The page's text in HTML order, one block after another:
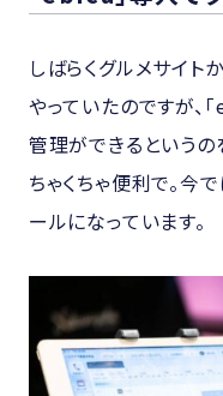
しばらくグルメサイト
やっていたのですが、
管理ができるという
ちゃくちゃ便利で。今
ールになっています。